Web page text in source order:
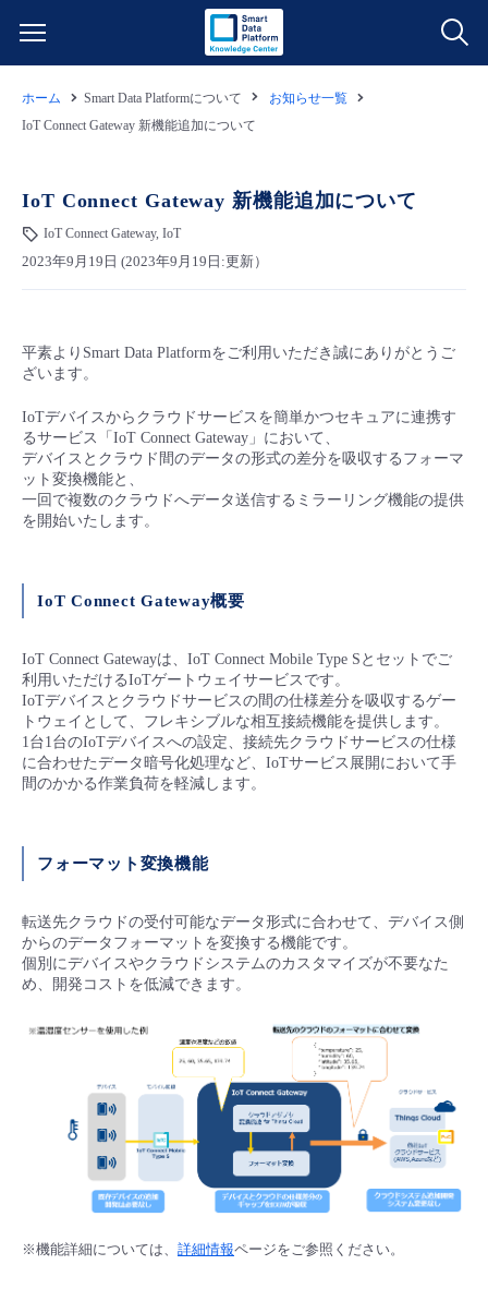
クラウド/サーバー
ネットワーク
IoT
モニタリング/監査
サポート
すべてのメニューを見る
データ利活用
クラウド/サーバー
ネットワーク
IoT
モニタリング/監査
管理機能
すべてのメニューを見る
料金情報
料金シミュレーター
データ利活用
クラウド/サーバー
ネットワーク
モニタリング/監査
サポート
すべてのメニューを見る
■ 管理機能
- 管理機能
■ セットアップガイド
- ユーザー機能の管理
- 登録情報の管理
- クラウド / サーバー
- Flexible Remote Access
- vUTM2
ユースケース
- バックアップ
- セキュリティ・監査
- IoT
- マルチクラウド利用
- リモートワーク
- ITインフラストラクチャー
故障/メンテナンス情報
サービス稼働状況
メンテナンス予定
定期メンテナンス
販売パートナー向けプログラム
協業パートナー
トレーニング/操作動画
脱炭素化
ホーム Smart Data Platformについて
お知らせ一覧
IoT Connect Gateway 新機能追加について
IoT Connect Gateway 新機能追加について
IoT Connect Gateway, IoT
2023年9月19日 (2023年9月19日:更新）
平素より Smart Data Platformをご利用いただき誠にありがとうご
ざいます。
IoTデバイスからクラウドサービスを簡単かつセキュアに連携す
るサービス「IoT Connect Gateway」において、
デバイスとクラウド間のデータの形式の差分を吸収するフォーマ
ット変換機能と、
一回で複数のクラウドへデータ送信するミラーリング機能の提供
を開始いたします。
IoT Connect Gateway概要
IoT Connect Gatewayは、IoT Connect Mobile Type Sとセットでご
利用いただけるIoTゲートウェイサービスです。
IoTデバイスとクラウドサービスの間の仕様差分を吸収するゲー
トウェイとして、フレキシブルな相互接続機能を提供します。
1台1台のIoTデバイスへの設定、接続先クラウドサービスの仕様
に合わせたデータ暗号化処理など、IoTサービス展開において手
間のかかる作業負荷を軽減します。
フォーマット変換機能
転送先クラウドの受付可能なデータ形式に合わせて、デバイス側
からのデータフォーマットを変換する機能です。
個別にデバイスやクラウドシステムのカスタマイズが不要なた
め、開発コストを低減できます。
※機能詳細については、 詳細情報ページをご参照ください。